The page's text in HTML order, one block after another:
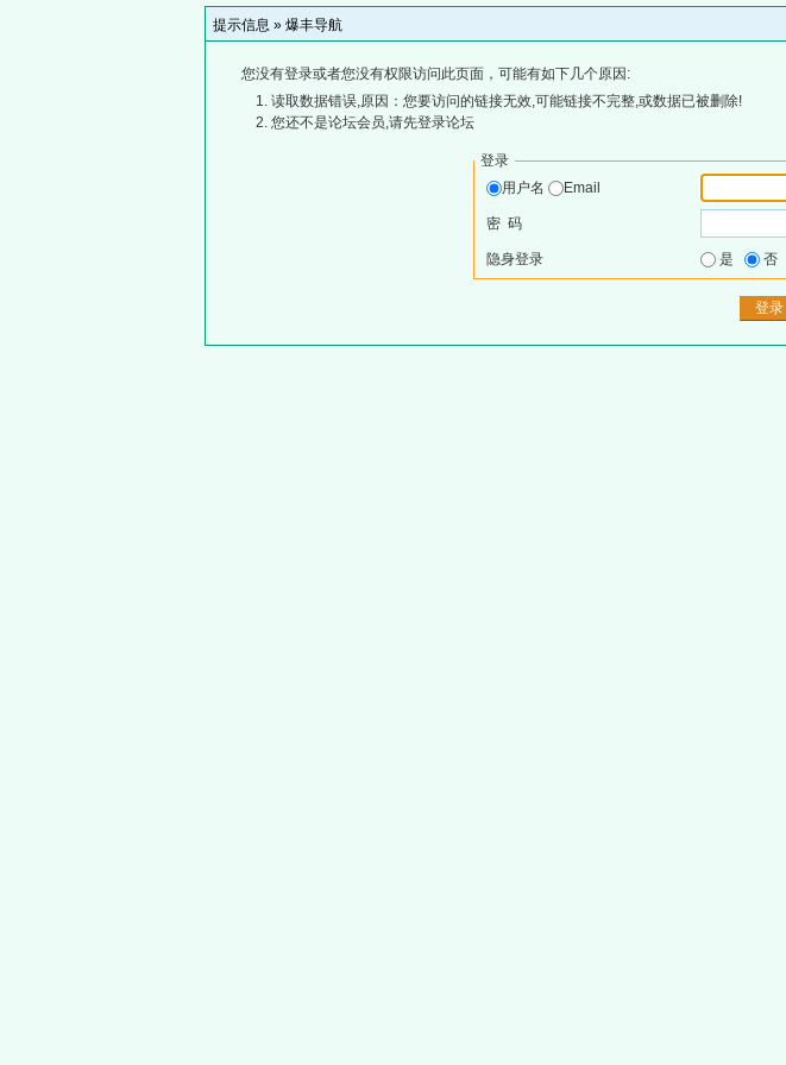
提示信息 » 爆丰导航
您没有登录或者您没有权限访问此页面，可能有如下几个原因:
读取数据错误,原因：您要访问的链接无效,可能链接不完整,或数据已被删除!
您还不是论坛会员,请先登录论坛
登录
用户名
Email
密 码
隐身登录 是 否